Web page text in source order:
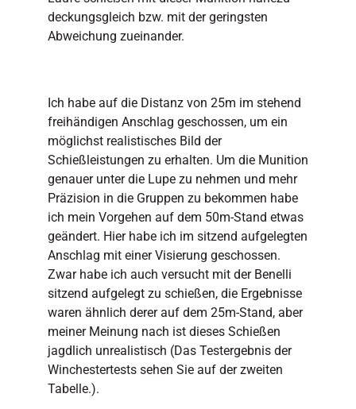
deckungsgleich bzw. mit der geringsten
Abweichung zueinander.
Ich habe auf die Distanz von 25m im stehend
freihändigen Anschlag geschossen, um ein
möglichst realistisches Bild der
Schießleistungen zu erhalten. Um die Munition
genauer unter die Lupe zu nehmen und mehr
Präzision in die Gruppen zu bekommen habe
ich mein Vorgehen auf dem 50m-Stand etwas
geändert. Hier habe ich im sitzend aufgelegten
Anschlag mit einer Visierung geschossen.
Zwar habe ich auch versucht mit der Benelli
sitzend aufgelegt zu schießen, die Ergebnisse
waren ähnlich derer auf dem 25m-Stand, aber
meiner Meinung nach ist dieses Schießen
jagdlich unrealistisch (Das Testergebnis der
Winchestertests sehen Sie auf der zweiten
Tabelle.).